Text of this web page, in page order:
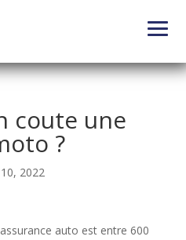
coute une
?
2022
auto est entre 600